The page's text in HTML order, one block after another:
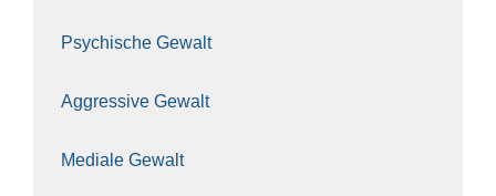
Psy­chi­sche Gewalt
Aggres­si­ve Gewalt
Media­le Gewalt